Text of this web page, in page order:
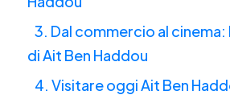
3. Dal commercio al
di Ait Ben Haddou
4. Visitare oggi Ait Ben